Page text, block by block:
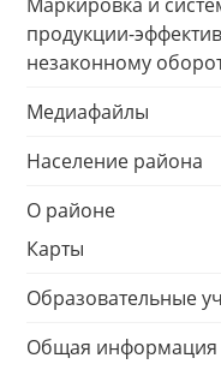
продукции-
незаконному
Медиафайлы
Население района
О районе
Карты
Образовательные
Общая информация